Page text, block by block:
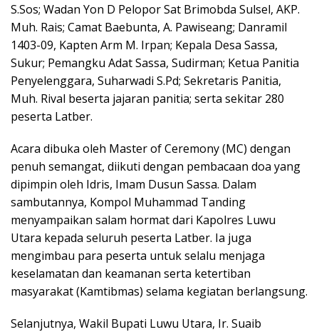
S.Sos; Wadan Yon D Pelopor Sat Brimobda Sulsel, AKP.
Muh. Rais; Camat Baebunta, A. Pawiseang; Danramil
1403-09, Kapten Arm M. Irpan; Kepala Desa Sassa,
Sukur; Pemangku Adat Sassa, Sudirman; Ketua Panitia
Penyelenggara, Suharwadi S.Pd; Sekretaris Panitia,
Muh. Rival beserta jajaran panitia; serta sekitar 280
peserta Latber.
Acara dibuka oleh Master of Ceremony (MC) dengan
penuh semangat, diikuti dengan pembacaan doa yang
dipimpin oleh Idris, Imam Dusun Sassa. Dalam
sambutannya, Kompol Muhammad Tanding
menyampaikan salam hormat dari Kapolres Luwu
Utara kepada seluruh peserta Latber. Ia juga
mengimbau para peserta untuk selalu menjaga
keselamatan dan keamanan serta ketertiban
masyarakat (Kamtibmas) selama kegiatan berlangsung.
Selanjutnya, Wakil Bupati Luwu Utara, Ir. Suaib